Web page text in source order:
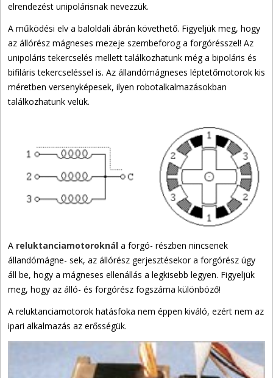
elrendezést unipolárisnak nevezzük.
A működési elv a baloldali ábrán követhető. Figyeljük meg, hogy
az állórész mágneses mezeje szembeforog a forgórésszel! Az
unipoláris tekercselés mellett találkozhatunk még a bipoláris és
bifiláris tekercseléssel is. Az állandómágneses léptetőmotorok kis
méretben versenyképesek, ilyen robotalkalmazásokban
találkozhatunk velük.
A reluktanciamotoroknál a forgó- részben nincsenek
állandómágne- sek, az állórész gerjesztésekor a forgórész úgy
áll be, hogy a mágneses ellenállás a legkisebb legyen. Figyeljük
meg, hogy az álló- és forgórész fogszáma különböző!
A reluktanciamotorok hatásfoka nem éppen kiváló, ezért nem az
ipari alkalmazás az erősségük.